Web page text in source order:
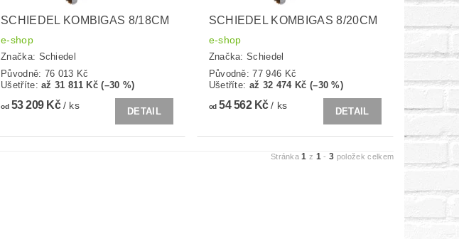
SCHIEDEL KOMBIGAS 8/18CM
e-shop
Značka: Schiedel
Původně: 76 013 Kč
Ušetříte:až 31 811 Kč (–30 %)
od53 209 Kč/ ks
DETAIL
SCHIEDEL KOMBIGAS 8/20CM
e-shop
Značka:Schiedel
Původně:77 946 Kč
Ušetříte: až 32 474 Kč (–30 %)
od54 562 Kč/ ks
DETAIL
Stránka1 z 1 -3 položek celkem